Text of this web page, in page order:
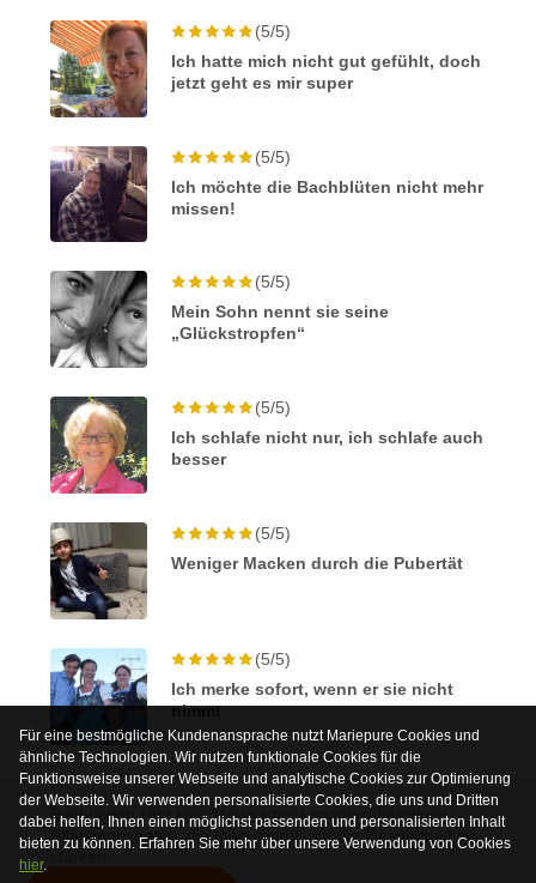
(5/5)
Ich hatte mich nicht gut gefühlt, doch
jetzt geht es mir super
(5/5)
Ich möchte die Bachblüten nicht mehr
missen!
(5/5)
Mein Sohn nennt sie seine
„Glückstropfen“
(5/5)
Ich schlafe nicht nur, ich schlafe auch
besser
(5/5)
Weniger Macken durch die Pubertät
(5/5)
Ich merke sofort, wenn er sie nicht
nimmt
Für eine bestmögliche Kundenansprache nutzt Mariepure Cookies und
ähnliche Technologien. Wir nutzen funktionale Cookies für die
Funktionsweise unserer Webseite und analytische Cookies zur Optimierung
der Webseite. Wir verwenden personalisierte Cookies, die uns und Dritten
dabei helfen, Ihnen einen möglichst passenden und personalisierten Inhalt
bieten zu können. Erfahren Sie mehr über unsere Verwendung von Cookies
hier.
Bachblüten sind kein Medikament sondern harmlose
Pflanzenextrakte, die man nimmt, um die Gesundheit zu